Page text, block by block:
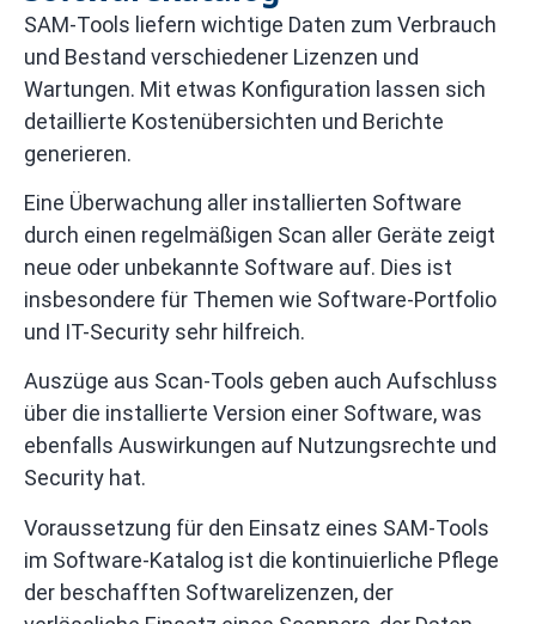
SAM-Tools liefern wichtige Daten zum Verbrauch
und Bestand verschiedener Lizenzen und
Wartungen. Mit etwas Konfiguration lassen sich
detaillierte Kostenübersichten und Berichte
generieren.
Eine Überwachung aller installierten Software
durch einen regelmäßigen Scan aller Geräte zeigt
neue oder unbekannte Software auf. Dies ist
insbesondere für Themen wie Software-Portfolio
und IT-Security sehr hilfreich.
Auszüge aus Scan-Tools geben auch Aufschluss
über die installierte Version einer Software, was
ebenfalls Auswirkungen auf Nutzungsrechte und
Security hat.
Voraussetzung für den Einsatz eines SAM-Tools
im Software-Katalog ist die kontinuierliche Pflege
der beschafften Softwarelizenzen, der